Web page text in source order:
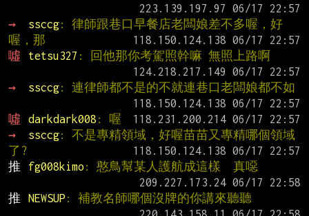
→
ssccg: 律師跟巷口早餐店老闆娘差不多喔，好
喔，那
噓
tetsu327 : 回他那你考駕照幹嘛 無照上路啊
→
ssccg: 連律師都不是的不就連巷口老闆娘都不如
噓
darkdark008 : 喔
→
ssccg: 不是專精領域，好喔苗苗又專精哪個領域
了?
推
fg008kimo : 憨鳥幫某人護航成這樣  真噁
推
NEWSUP : 補教名師哪個沒牌的你講來聽聽